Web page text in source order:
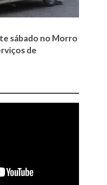
sábado no Morro
de